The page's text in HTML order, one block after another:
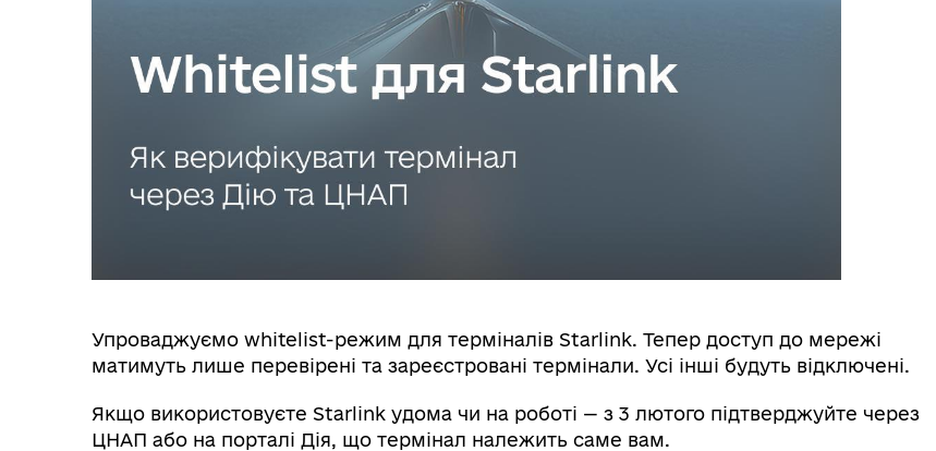
Упроваджуємо whitelist-режим для терміналів Starlink. Тепер доступ до мережі
матимуть лише перевірені та зареєстровані термінали. Усі інші будуть відключені.
Якщо використовуєте Starlink удома чи на роботі — з 3 лютого підтверджуйте через
ЦНАП або на порталі Дія, що термінал належить саме вам.